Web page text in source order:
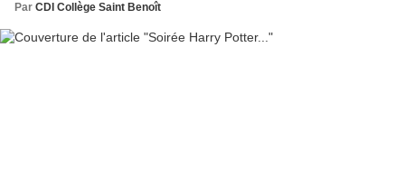
Par CDI Collège Saint Benoît